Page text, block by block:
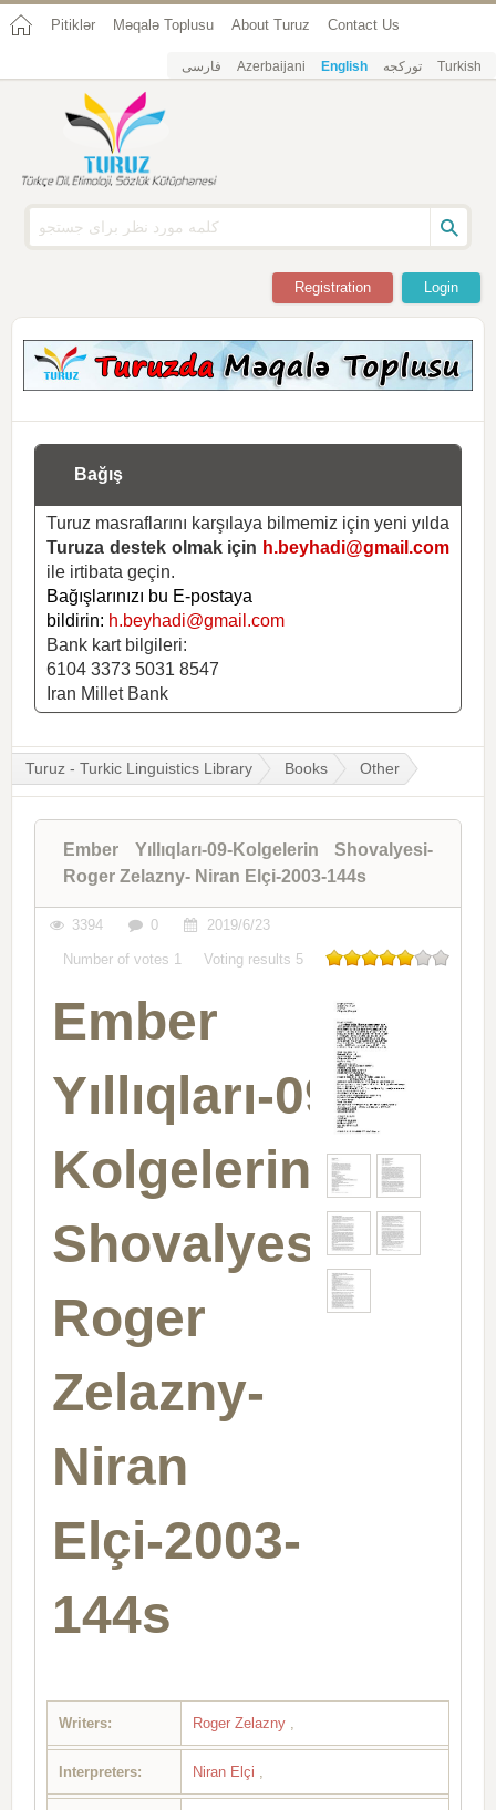
Pitiklər Məqalə Toplusu About Turuz Contact Us
فارسی Azerbaijani English تورکجه Turkish
Login
Registration
Bağış
Turuz masraflarını karşılaya bilmemiz için yeni yılda
Turuza destek olmak için h.beyhadi@gmail.com
ile irtibata geçin.
Bağışlarınızı bu E-postaya
bildirin: h.beyhadi@gmail.com
Bank kart bilgileri:
6104 3373 5031 8547
Iran Millet Bank
Turuz - Turkic Linguistics Library Books Other
Ember Yıllıqları-09-Kolgelerin Shovalyesi-
Roger Zelazny- Niran Elçi-2003-144s
3394 0 2019/6/23
Number of votes 1 Voting results 5
Ember
Yıllıqları-09-
Kolgelerin
Shovalyesi-
Roger
Zelazny-
Niran
Elçi-2003-
144s
Writers: Roger Zelazny
Interpreters: Niran Elçi